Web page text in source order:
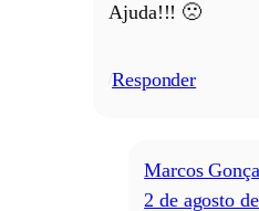
Ajuda!!! 🙁
Responder
Marcos
2 de agosto